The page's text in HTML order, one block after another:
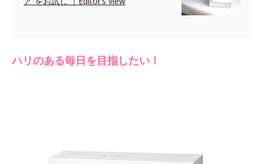
ハリのある毎日を目指したい！